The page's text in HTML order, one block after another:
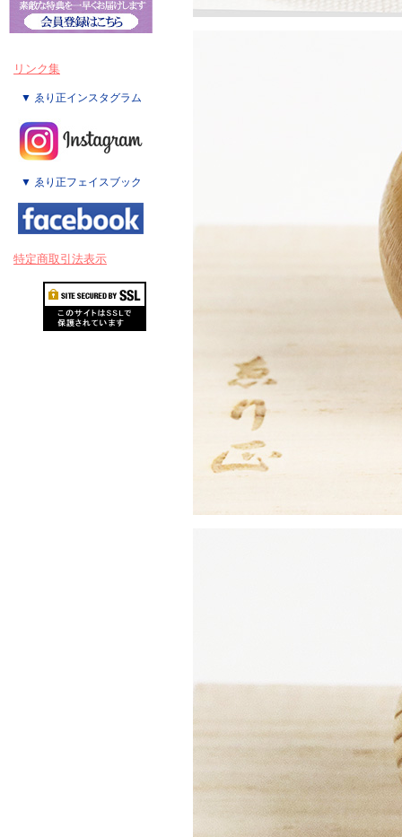
リンク集
▼ ゑり正インスタグラム
▼ ゑり正フェイスブック
特定商取引法表示